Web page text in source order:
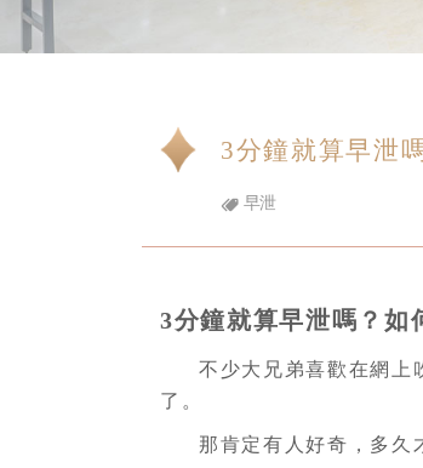
3分鐘就算早泄
早泄
3分鐘就算早泄嗎？如
不少大兄弟喜歡在網上
了。
那肯定有人好奇，多久